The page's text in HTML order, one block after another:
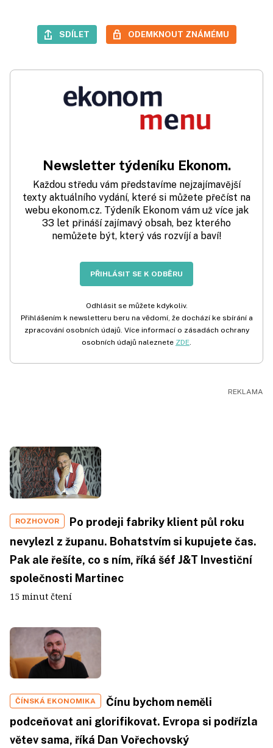
SDÍLET ODEMKNOUT ZNÁMÉMU
Newsletter týdeníku Ekonom.
Každou středu vám představíme nejzajímavější
texty aktuálního vydání, které si můžete přečíst na
webu ekonom.cz. Týdeník Ekonom vám už více jak
33 let přináší zajímavý obsah, bez kterého
nemůžete být, který vás rozvíjí a baví!
PŘIHLÁSIT SE K ODBĚRU
Odhlásit se můžete kdykoliv.
Přihlášením k newsletteru beru na vědomí, že dochází ke sbírání a
zpracování osobních údajů. Více informací o zásadách ochrany
osobních údajů naleznete ZDE.
ROZHOVOR
Po prodeji fabriky klient půl roku
nevylezl z županu. Bohatstvím si kupujete čas.
Pak ale řešíte, co s ním, říká šéf J&T Investiční
společnosti Martinec
15 minut čtení
ČÍNSKÁ EKONOMIKA
Čínu bychom neměli
podceňovat ani glorifikovat. Evropa si podřízla
větev sama, říká Dan Vořechovský